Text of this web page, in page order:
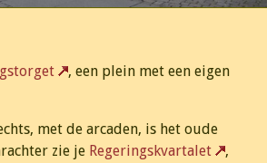
, een plein met een eigen
met de arcaden, is het oude
zie je Regeringskvartalet
,